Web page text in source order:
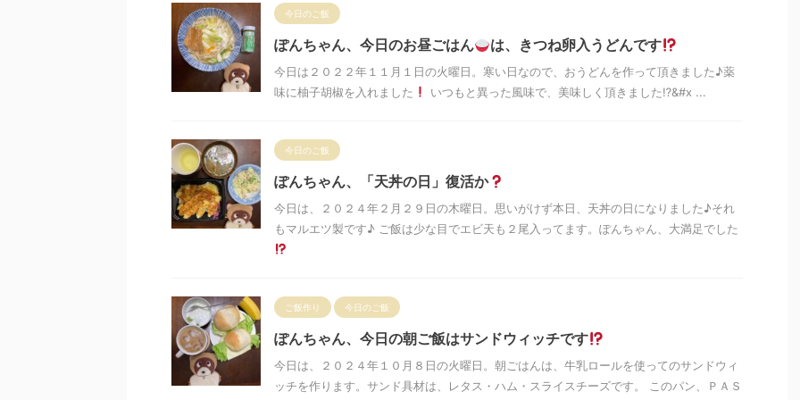
今日のご飯
ぽんちゃん、今日のお昼ごはん は、きつね卵入うどんです
今日は２０２２年１１月１日の火曜日。寒い日なので、おうどんを作って頂きました♪薬
味に柚子胡椒を入れました
いつもと異った風味で、美味しく頂きました⁉&#x ...
今日のご飯
ぽんちゃん、「天丼の日」復活か
今日は、２０２４年２月２９日の木曜日。思いがけず本日、天丼の日になりました♪それ
もマルエツ製です♪ ご飯は少な目でエビ天も２尾入ってます。ぽんちゃん、大満足でした
ご飯作り 今日のご飯
ぽんちゃん、今日の朝ご飯はサンドウィッチです
今日は、２０２４年１０月８日の火曜日。朝ごはんは、牛乳ロールを使ってのサンドウィ
ッチを作ります。サンド具材は、レタス・ハム・スライスチーズです。 このパン、ＰＡＳ